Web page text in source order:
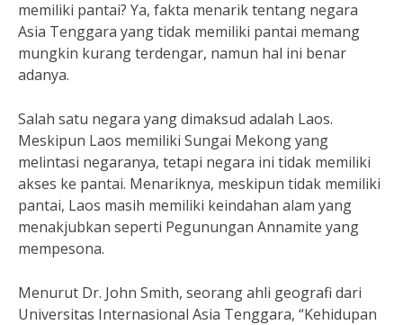
memiliki pantai? Ya, fakta menarik tentang negara
Asia Tenggara yang tidak memiliki pantai memang
mungkin kurang terdengar, namun hal ini benar
adanya.
Salah satu negara yang dimaksud adalah Laos.
Meskipun Laos memiliki Sungai Mekong yang
melintasi negaranya, tetapi negara ini tidak memiliki
akses ke pantai. Menariknya, meskipun tidak memiliki
pantai, Laos masih memiliki keindahan alam yang
menakjubkan seperti Pegunungan Annamite yang
mempesona.
Menurut Dr. John Smith, seorang ahli geografi dari
Universitas Internasional Asia Tenggara, “Kehidupan